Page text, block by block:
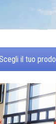
il tuo